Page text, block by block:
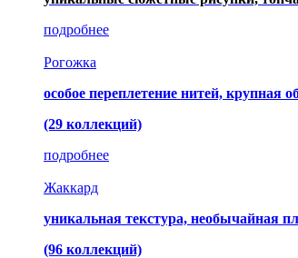
подробнее
Рогожка
особое переплетение нитей, крупная
(29 коллекций)
подробнее
Жаккард
уникальная текстура, необычайная
(96 коллекций)